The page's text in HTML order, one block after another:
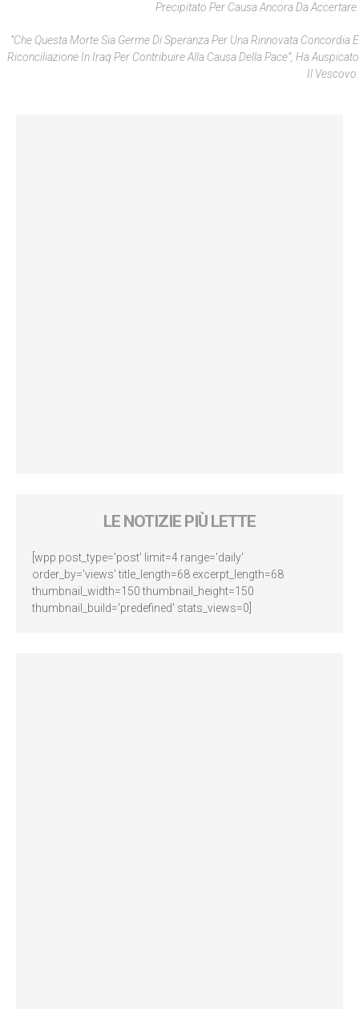
Precipitato Per Causa Ancora Da Accertare.
“Che Questa Morte Sia Germe Di Speranza Per Una Rinnovata Concordia E
Riconciliazione In Iraq Per Contribuire Alla Causa Della Pace”, Ha Auspicato
Il Vescovo.
LE NOTIZIE PIÙ LETTE
[wpp post_type='post' limit=4 range='daily'
order_by='views' title_length=68 excerpt_length=68
thumbnail_width=150 thumbnail_height=150
thumbnail_build='predefined' stats_views=0]